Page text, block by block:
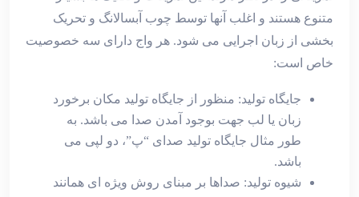
متنوع هستند و اغلب آنها توسط چوب آبسالانگ و تحریک
بخشی از زبان اجرایی می شود. هر واج دارای سه خصوصیت
خاص است:
جایگاه تولید: منظور از جایگاه تولید مکان برخورد
زبان یا لب جهت بوجود آمدن صدا می باشد. به
طور مثال جایگاه تولید صدای “پ”، دو لپی می
باشد.
شیوه تولید: صداها بر مبنای روش ویژه ای همانند